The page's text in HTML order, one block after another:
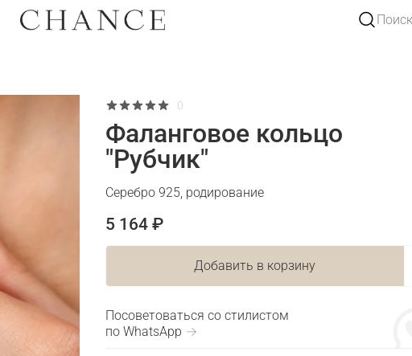
0
Фаланговое кольцо
"Рубчик"
Серебро 925, родирование
5 164 ₽
Добавить в корзину
Посоветоваться со стилистом
по WhatsApp →